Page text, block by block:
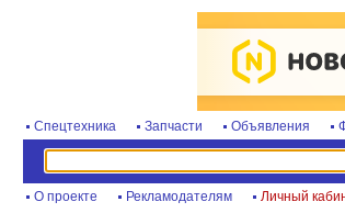
Спецтехника Запчасти Объявления
О проекте Рекламодателям Личный